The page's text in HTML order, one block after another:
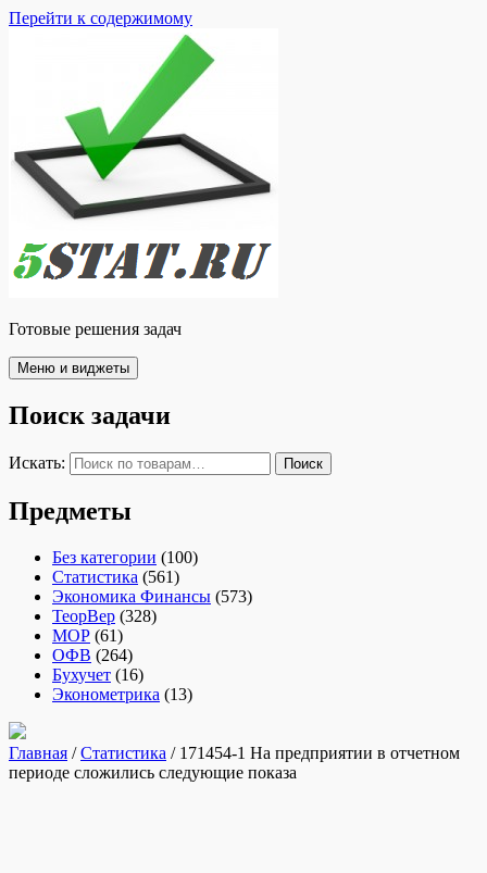
Перейти к содержимому
Готовые решения задач
Меню и виджеты
Поиск задачи
Искать: Поиск
Предметы
Без категории (100)
Статистика (561)
Экономика Финансы (573)
ТеорВер (328)
МОР (61)
ОФВ (264)
Бухучет (16)
Эконометрика (13)
Главная /Статистика / 171454-1 На предприятии в отчетном
периоде сложились следующие показа